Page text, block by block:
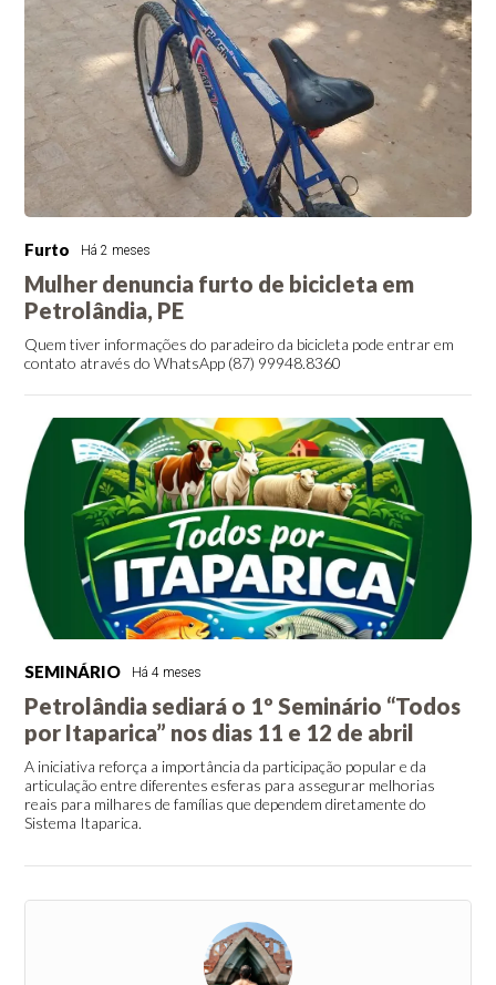
Furto Há 2 meses
Mulher denuncia furto de bicicleta em
Petrolândia, PE
Quem tiver informações do paradeiro da bicicleta pode entrar em
contato através do WhatsApp (87) 99948.8360
SEMINÁRIO Há 4 meses
Petrolândia sediará o 1º Seminário “Todos
por Itaparica” nos dias 11 e 12 de abril
A iniciativa reforça a importância da participação popular e da
articulação entre diferentes esferas para assegurar melhorias
reais para milhares de famílias que dependem diretamente do
Sistema Itaparica.